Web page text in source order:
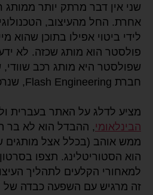
שני אין דבר מרתק יותר ממותג
אחרת. החל מהעיצוב,
לידי ביטוי אפילו בתוכן שהוא
פולסטר הוא מותג שכזה. לא
חברת Flash Engineering, שנרכש על ידי וולוו ב-2015.
מציע לדלג על האתר בעברית
הבינלאומי , ההבדל הוא לא בר
ממש אוהב (בכלל אצל מותגים
הוא הסטוריטלינג. תצפו
למאחורי הקלעים לתהליך
זה מרגיש עם השפעה כבדה של